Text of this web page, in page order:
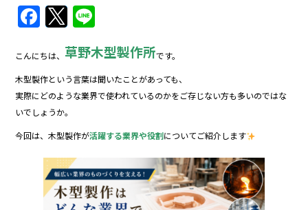
F
c
e
b
o
o
k
T
w
itt
er
n
e
こんにちは、 草野木型製作所です。
木型製作という言葉は聞いたことがあっても、
実際にどのような業界で使われているのかをご存じない方も多いのではな
いでしょうか。
今回は、木型製作が活躍する業界や役割についてご紹介します